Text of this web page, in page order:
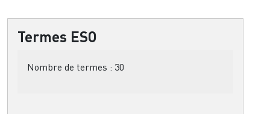
Termes ESO
Nombre de termes : 30